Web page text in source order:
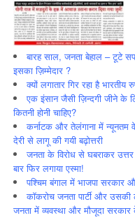
बारह साल, जनता बेहाल – टूटे
इसका ज़िम्मेदार ?
क्यों लगातार गिर रहा है भारतीय
एक इंसान जैसी ज़िन्दगी जीने के
कितनी होनी चाहिए?
कर्नाटक और तेलंगाना में न्यूनतम
देरी से लागू की गयी बढ़ोत्तरी
जनता के विरोध से घबराकर
बार फिर लगाया एस्मा!
पश्चिम बंगाल में भाजपा
कॉकरोच जनता पार्टी और उसकी
जनता में व्‍यवस्‍था और मौजूदा